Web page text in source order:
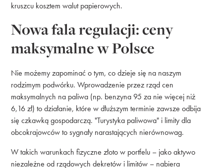
kruszcu kosztem walut papierowych.
Nowa fala regulacji: ceny
maksymalne w Polsce
Nie możemy zapominać o tym, co dzieje się na naszym
rodzimym podwórku. Wprowadzenie przez rząd cen
maksymalnych na paliwa (np. benzyna 95 za nie więcej niż
6,16 zł) to działanie, które w dłuższym terminie zawsze odbija
się czkawką gospodarczą. "Turystyka paliwowa" i limity dla
obcokrajowców to sygnały narastających nierównowag.
W takich warunkach fizyczne złoto w portfelu – jako aktywo
niezależne od rządowych dekretów i limitów – nabiera